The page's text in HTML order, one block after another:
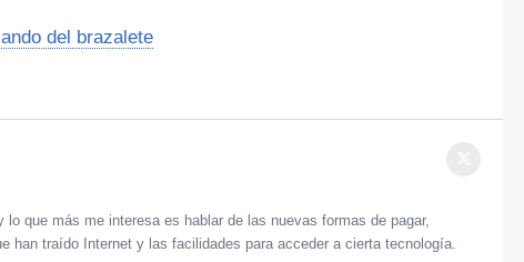
del brazalete
que más me interesa es hablar de las nuevas formas de pagar,
han traído Internet y las facilidades para acceder a cierta tecnología.